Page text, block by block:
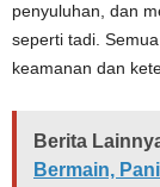
penyuluhan, dan
seperti tadi.
keamanan dan
Berita
Bermain,